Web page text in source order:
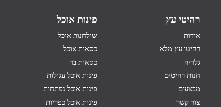
רהיטי עץ
אודות
רהיטי עץ מלא
גלריה
חנות רהיטים
מבצעים
צור קשר
פינות אוכל
שולחנות אוכל
כסאות אוכל
כסאות בר
פינות אוכל עגולות
פינות אוכל נפתחות
פינות אוכל כפריות